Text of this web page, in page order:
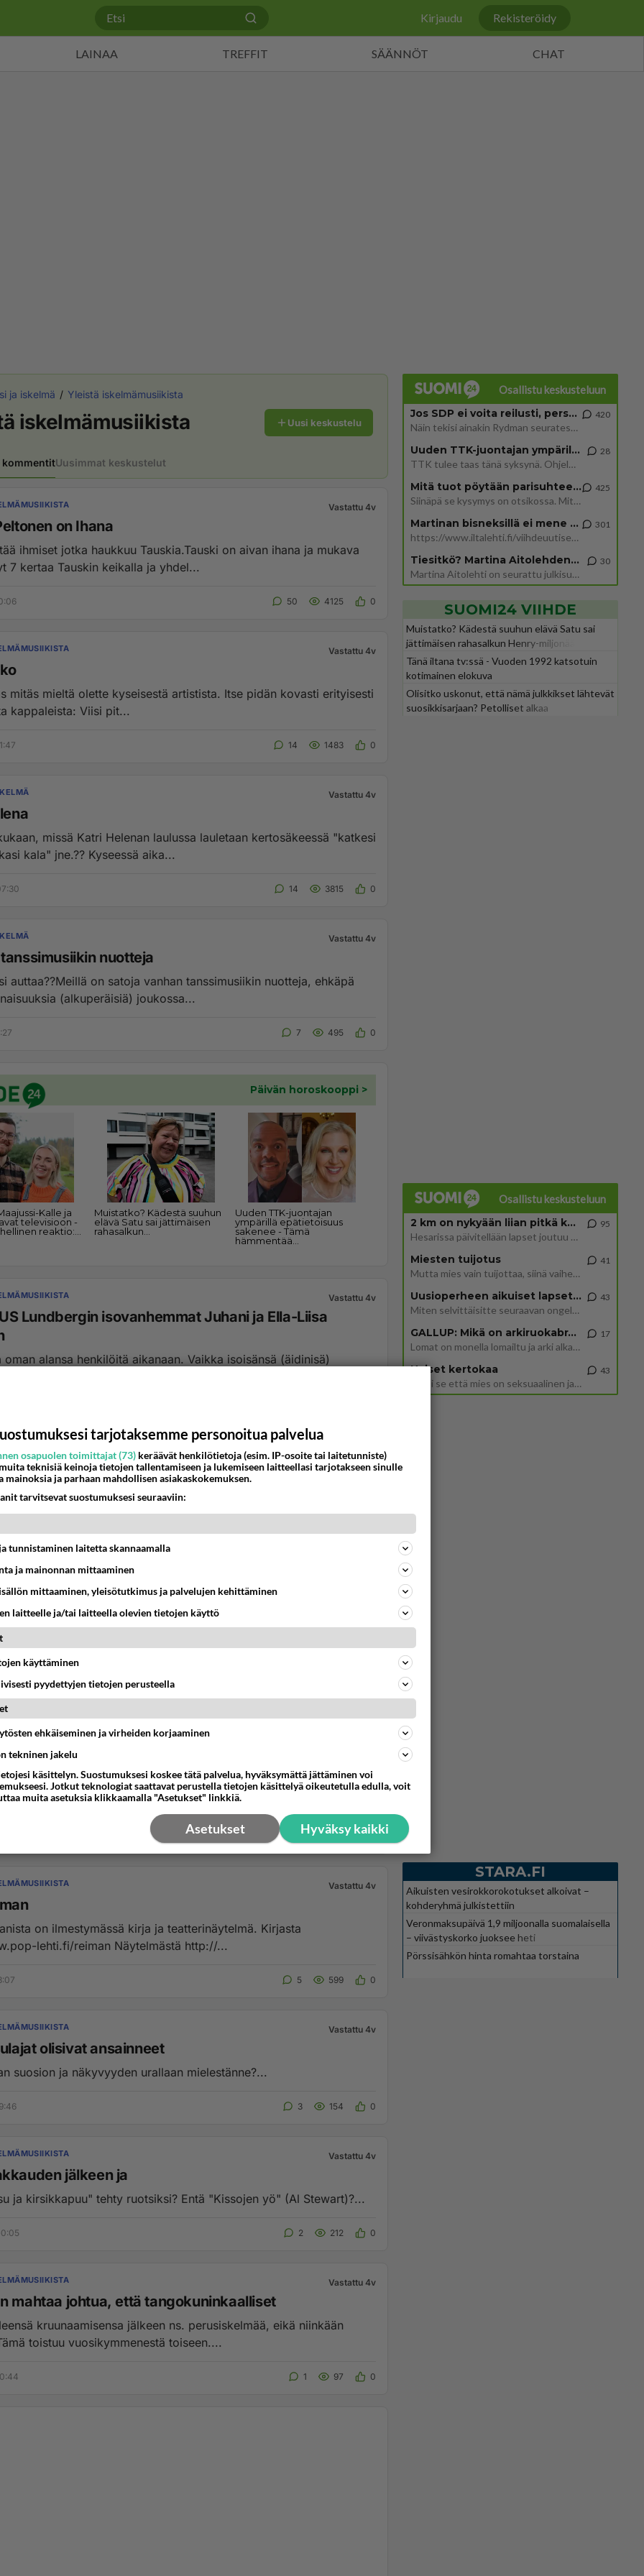
Kirjaudu Rekisteröidy
LAINAA TREFFIT SÄÄNNÖT CHAT
ja iskelmä Yleistä iskelmämusiikista
iskelmämusiikista Uusi keskustelu
kommentitUusimmat keskustelut
Vastattu 4v
on Ihana
ihmiset jotka haukkuu Tauskia.Tauski on aivan ihana ja mukava
7 kertaa Tauskin keikalla ja yhdel...
50 4125 0
Vastattu 4v
mitäs mieltä olette kyseisestä artistista. Itse pidän kovasti erityisesti
kappaleista: Viisi pit...
14 1483 0
Vastattu 4v
missä Katri Helenan laulussa lauletaan kertosäkeessä "katkesi
kala" jne.?? Kyseessä aika...
14 3815 0
Vastattu 4v
nuotteja
auttaa??Meillä on satoja vanhan tanssimusiikin nuotteja, ehkäpä
(alkuperäisiä) joukossa...
7 495 0
Vastattu 4v
Lundbergin isovanhemmat Juhani ja Ella-Liisa
oman alansa henkilöitä aikanaan. Vaikka isoisänsä (äidinisä)
R F David ;Words ,kuka laulaa suomeksi ?
suomen kieliset sanat tänne?...
5324 0
Vastattu 4v
on ilmestymässä kirja ja teatterinäytelmä. Kirjasta
http://www.pop-lehti.fi/reiman Näytelmästä http://...
5 599 0
Vastattu 4v
olisivat ansainneet
suosion ja näkyvyyden urallaan mielestänne?...
3 154 0
Vastattu 4v
jälkeen ja
"Lilja, ruusu ja kirsikkapuu" tehty ruotsiksi? Entä "Kissojen yö" (Al Stewart)?...
2 212 0
Vastattu 4v
mahtaa johtua, että tangokuninkaalliset
kruunaamisensa jälkeen ns. perusiskelmää, eikä niinkään
toistuu vuosikymmenestä toiseen....
1 97 0
Osallistu keskusteluun
Jos SDP ei voita reilusti, persut kumoavat demokratian Suomesta
Näin tekisi ainakin Rydman seuratessaan idolinsa Trumpin mallia https://www.is.fi/politiikka/art-2000012187244.html
420
Uuden TTK-juontajan ympärillä epätietoisuus sakenee - Nyt MTV hämmentää soppaa
TTK tulee taas tänä syksynä. Ohjelman uudet tähtioppilaat julkistetaan torstaina 6. elokuuta klo 14 alkavassa lehdistö
28
Mitä tuot pöytään parisuhteessa?
Siinäpä se kysymys on otsikossa. Mitäpä siis tuot/toisit pöytään parisuhteessa? Oletko mies vai nainen? Koetko sen mitä
425
Martinan bisneksillä ei mene hyvin
https://www.iltalehti.fi/viihdeuutiset/a/c46da6ab-340f-4790-aaa7-0865eed2336 Yrityksen konkurssihakemus on tullut kärä
301
Tiesitkö? Martina Aitolehden isäpuoli on tämä suosittu laulaja
Martina Aitolehti on seurattu julkisuuden henkilö. Lähipiiriin mahtuu muitakin tunnettuja henkilöitä. Tiesitkö, että Ma
30
SUOMI24 VIIHDE
Muistatko? Kädestä suuhun elävä Satu sai
jättimäisen rahasalkun Henry-miljonääriltä
Tänä iltana tv:ssä - Vuoden 1992 katsotuin
kotimainen elokuva
Olisitko uskonut, että nämä julkkikset lähtevät
suosikkisarjaan? Petolliset alkaa
Osallistu keskusteluun
2 km on nykyään liian pitkä koulumatka
Hesarissa päivitellään lapset joutuu nyt kulkemaan 2 km kouluun jösses. Ruostefillarilla tuo matka menee vaikka miten äk
95
Miesten tuijotus
Mutta mies vain tuijottaa, siinä vaiheessa käännän itse pään pois. Mikä juttu? Yleensä jos joku tuijottaa tai katsoo, hä
41
Uusioperheen aikuiset lapset tyhjentää jääkaapin käydessään
Miten selvittäisitte seuraavan ongelman, meillä on uusioperhe, minulla teini-ikäiset lapset ja puolisolla aikuiset, jotk
43
GALLUP: Mikä on arkiruokabravuurisi?
Lomat on monella lomailtu ja arki alkaa. Se voi tarkoittaa myös sitä, että grillailut on grillattu ja palataan arjen ruo
17
Naiset kertokaa
Miksi se että mies on seksuaalinen ja haluaa seksiä ja te olette hänen mielestänne haluttava on vastenmielistä? Mikä sii
43
STARA.FI
Aikuisten vesirokkorokotukset alkoivat –
kohderyhmä julkistettiin
Veronmaksupäivä 1,9 miljoonalla suomalaisella
– viivästyskorko juoksee heti
Pörssisähkön hinta romahtaa torstaina
tarjotaksemme personoitua palvelua
osapuolen toimittajat (73) keräävät henkilötietoja (esim. IP-osoite tai laitetunniste)
teknisiä keinoja tietojen tallentamiseen ja lukemiseen laitteellasi tarjotakseen sinulle
ja parhaan mahdollisen asiakaskokemuksen.
tarvitsevat suostumuksesi seuraaviin:
tunnistaminen laitetta skannaamalla
ja mainonnan mittaaminen
mittaaminen, yleisötutkimus ja palvelujen kehittäminen
laitteelle ja/tai laitteella olevien tietojen käyttö
käyttäminen
pyydettyjen tietojen perusteella
ehkäiseminen ja virheiden korjaaminen
tekninen jakelu
käsittelyn. Suostumuksesi koskee tätä palvelua, hyväksymättä jättäminen voi
Jotkut teknologiat saattavat perustella tietojen käsittelyä oikeutetulla edulla, voit
muita asetuksia klikkaamalla "Asetukset" linkkiä.
Hyväksy kaikki
Asetukset